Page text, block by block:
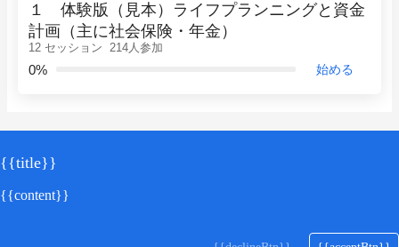
１ 体験版（見本）ライフプランニングと資金
計画（主に社会保険・年金）
12 セッション 214人参加
0% 始める
{{title}}
{{content}}